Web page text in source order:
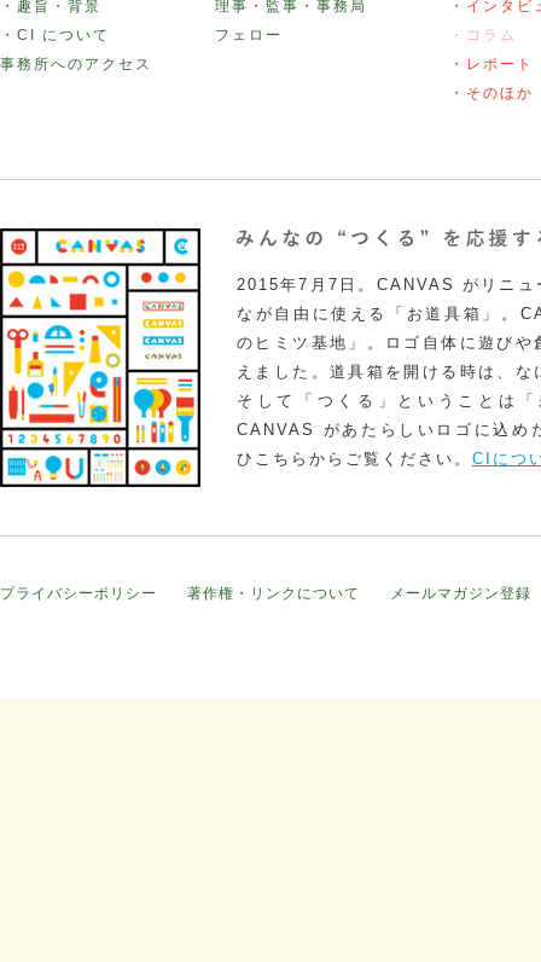
・趣旨・背景
・CI について
事務所へのアクセス
理事・監事・事務局
フェロー
・インタビ
・コラム
・レポート
・そのほか
2015年7月7日。CANVAS がリニュ
なが自由に使える「お道具箱」。
のヒミツ基地」。ロゴ自体に遊び
えました。道具箱を開ける時は、
そして「つくる」ということは
CANVAS があたらしいロゴに込め
ひこちらからご覧ください。 CIにつ
プライバシーポリシー 著作権・リンクについて メールマガジン登録